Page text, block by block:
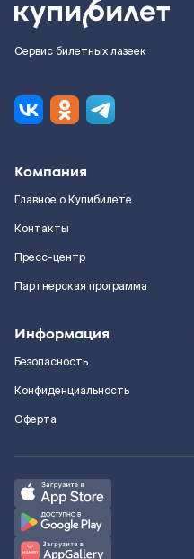
Сервис билетных лазеек
Компания
Главное о Купибилете
Контакты
Пресс-центр
Партнерская программа
Информация
Безопасность
Конфиденциальность
Оферта